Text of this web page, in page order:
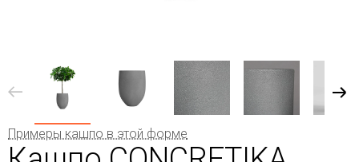
Примеры кашпо в этой форме